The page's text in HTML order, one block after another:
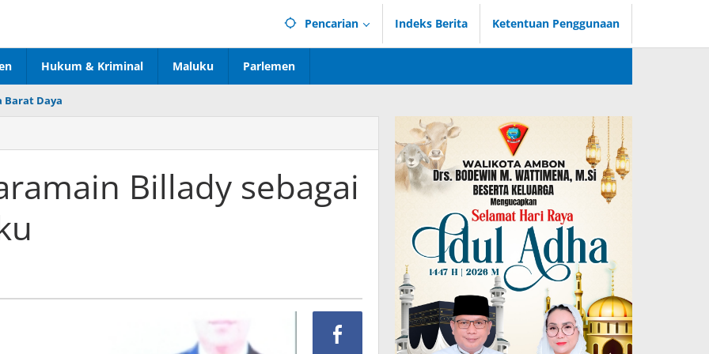
Pencarian Indeks Berita Ketentuan Penggunaan
Hukum & Kriminal Maluku Parlemen
Barat Daya
Billady sebagai